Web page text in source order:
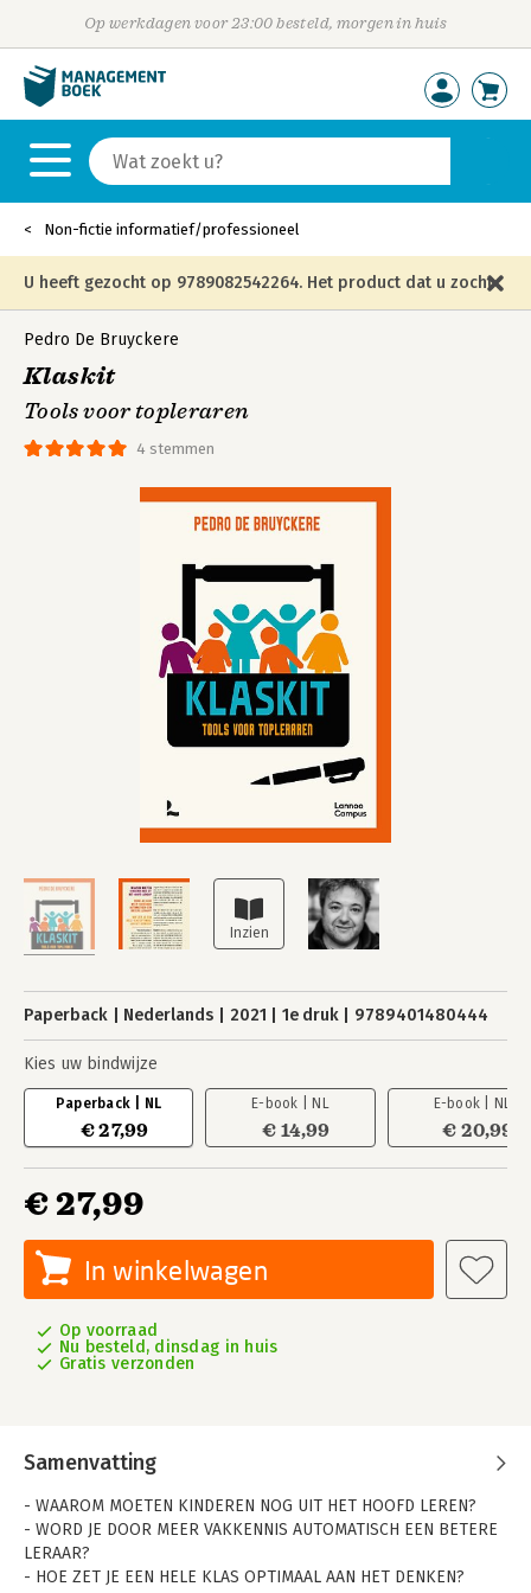
Op werkdagen voor 23:00 besteld, morgen in huis
Non-fictie informatief/professioneel
U heeft gezocht op 9789082542264. Het product dat u zocht
is niet meer in die editie leverbaar en is vervangen door de
onderstaande editie.
4 stemmen
Pedro De Bruyckere
Klaskit
Tools voor topleraren
Paperback Nederlands 2021 1e druk 9789401480444
Kies uw bindwijze
Paperback | NL
€ 27,99
E-book | NL
€ 14,99
E-book | NL
€ 20,99
€ 27,99
In winkelwagen
Op voorraad
Nu besteld, dinsdag in huis
Gratis verzonden
Samenvatting
- WAAROM MOETEN KINDEREN NOG UIT HET HOOFD LEREN?
- WORD JE DOOR MEER VAKKENNIS AUTOMATISCH EEN BETERE
LERAAR?
- HOE ZET JE EEN HELE KLAS OPTIMAAL AAN HET DENKEN?